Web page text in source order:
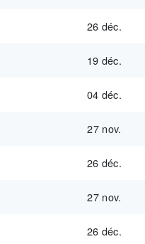
26 déc.
19 déc.
04 déc.
27 nov.
26 déc.
27 nov.
26 déc.